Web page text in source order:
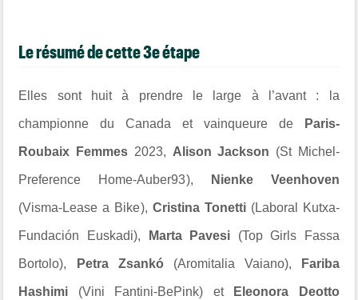
Le résumé de cette 3e étape
Elles sont huit à prendre le large à l’avant : la
championne du Canada et vainqueure de Paris-
Roubaix Femmes 2023, Alison Jackson (St Michel-
Preference Home-Auber93), Nienke Veenhoven
(Visma-Lease a Bike), Cristina Tonetti (Laboral Kutxa-
Fundación Euskadi), Marta Pavesi (Top Girls Fassa
Bortolo), Petra Zsankó (Aromitalia Vaiano), Fariba
Hashimi (Vini Fantini-BePink) et Eleonora Deotto